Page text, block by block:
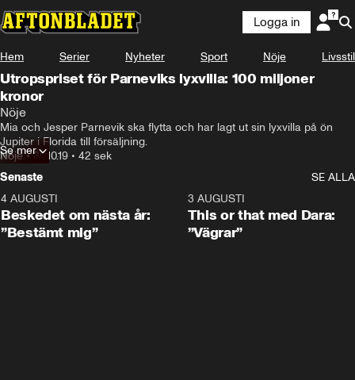
Logga in
Hem Serier Nyheter Sport Nöje Livsstil
Utropspriset för Parneviks lyxvilla: 100 miljoner
kronor
Nöje
Mia och Jesper Parnevik ska flytta och har lagt ut sin lyxvilla på ön
Jupiter i Florida till försäljning.
Nöje•30.10.19 • 42 sek
Se mer
Senaste
SE ALLA
4 AUGUSTI
Beskedet om nästa år:
”Bestämt mig”
3 AUGUSTI
This or that med Dara:
”Vägrar”